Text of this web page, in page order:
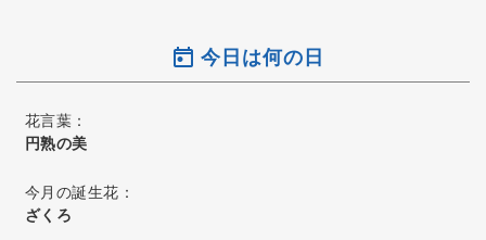
今日は何の日
花言葉：
円熟の美
今月の誕生花：
ざくろ